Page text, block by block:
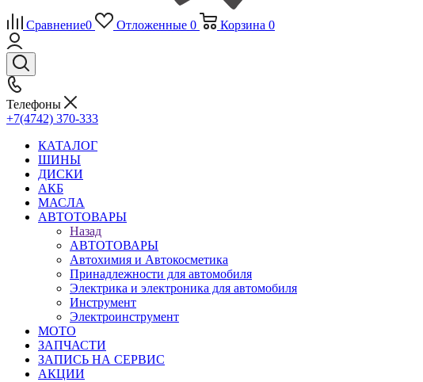
Сравнение0 Отложенные 0 Корзина 0
Телефоны
+7(4742) 370-333
КАТАЛОГ
ШИНЫ
ДИСКИ
АКБ
МАСЛА
АВТОТОВАРЫ
Назад
АВТОТОВАРЫ
Автохимия и Автокосметика
Принадлежности для автомобиля
Электрика и электроника для автомобиля
Инструмент
Электроинструмент
МОТО
ЗАПЧАСТИ
ЗАПИСЬ НА СЕРВИС
АКЦИИ